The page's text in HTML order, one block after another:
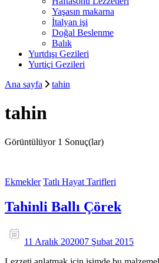
Yaşasın makarna
İtalyan işi
Doğal Beslenme
Balık
Yurtdışı Gezileri
Yurtiçi Gezileri
Ana sayfa
tahin
tahin
Görüntülüyor 1 Sonuç(lar)
Ekmekler Tatlı Hayat Tarifleri
Tahinli Ballı Çörek
11 Aralık 202007 Şubat 2015